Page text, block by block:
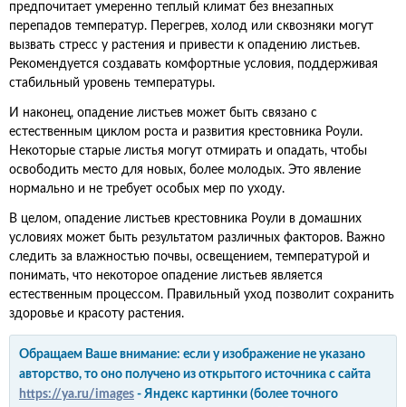
предпочитает умеренно теплый климат без внезапных
перепадов температур. Перегрев, холод или сквозняки могут
вызвать стресс у растения и привести к опадению листьев.
Рекомендуется создавать комфортные условия, поддерживая
стабильный уровень температуры.
И наконец, опадение листьев может быть связано с
естественным циклом роста и развития крестовника Роули.
Некоторые старые листья могут отмирать и опадать, чтобы
освободить место для новых, более молодых. Это явление
нормально и не требует особых мер по уходу.
В целом, опадение листьев крестовника Роули в домашних
условиях может быть результатом различных факторов. Важно
следить за влажностью почвы, освещением, температурой и
понимать, что некоторое опадение листьев является
естественным процессом. Правильный уход позволит сохранить
здоровье и красоту растения.
Обращаем Ваше внимание: если у изображение не указано
авторство, то оно получено из открытого источника с сайта
https://ya.ru/images - Яндекс картинки (более точного